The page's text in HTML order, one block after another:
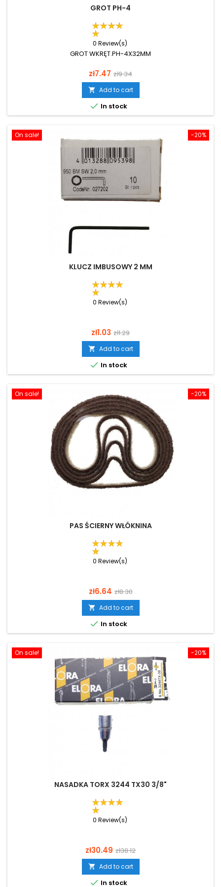
GROT PH-4
0 Review(s)
GROT WKRĘT.PH-4X32MM
Price
zł7.47 Regular
price
zł9.34
 Add to cart
 In stock
-20%
On sale!
KLUCZ IMBUSOWY 2 MM
0 Review(s)
Price
zł1.03 Regular
price
zł1.29
 Add to cart
 In stock
-20%
On sale!
PAS ŚCIERNY WŁÓKNINA
0 Review(s)
Price
zł6.64 Regular
price
zł8.30
 Add to cart
 In stock
-20%
On sale!
NASADKA TORX 3244 TX30 3/8"
0 Review(s)
Price
zł30.49 Regular
price
zł38.12
 Add to cart
 In stock